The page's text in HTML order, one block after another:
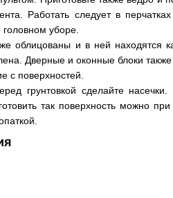
Работать следует в
уборе.
облицованы и в ней находятся
Дверные и оконные блоки
с поверхностей.
грунтовкой сделайте
так поверхность можно